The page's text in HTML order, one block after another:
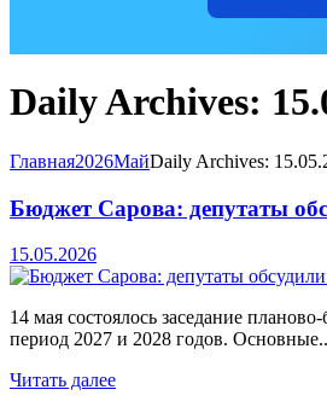
Daily Archives:
Главная2026МайDaily Archives:
Бюджет Сарова: депутаты
15.05.2026
14 мая состоялось заседание
период 2027 и 2028 годов.
Читать далее